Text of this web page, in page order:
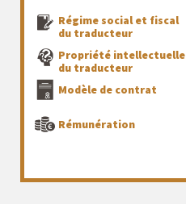
Régime social et fiscal
du traducteur
Propriété intellectuelle
du traducteur
Modèle de contrat
Rémunération